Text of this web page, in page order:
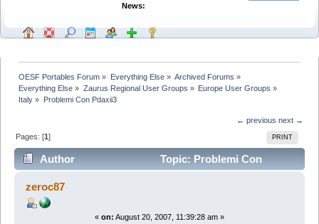
News:
OESF Portables Forum » Everything Else» Archived Forums »
Everything Else » Zaurus Regional User Groups » Europe User Groups »
Italy » Problemi Con Pdaxii3
← previous next →
PRINT
Pages: [1]
Author
Topic: Problemi Con
Pdaxii3 (Read 11283 times)
zeroc87
« on: August 20, 2007, 11:39:28 am »